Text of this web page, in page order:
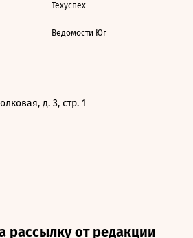
Техуспех
Ведомости Юг
д. 3, стр. 1